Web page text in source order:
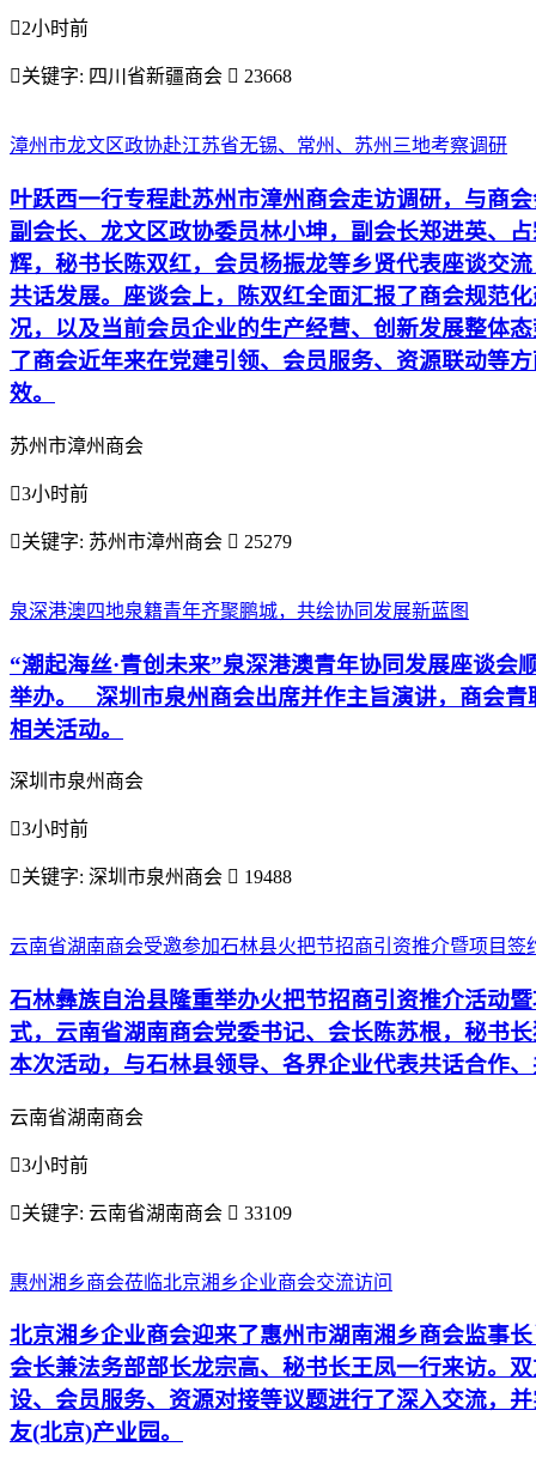
2小时前
关键字: 四川省新疆商会  23668
漳州市龙文区政协赴江苏省无锡、常州、苏州三地考察调研
叶跃西一行专程赴苏州市漳州商会走访调研，与商
副会长、龙文区政协委员林小坤，副会长郑进英、
辉，秘书长陈双红，会员杨振龙等乡贤代表座谈交
共话发展。座谈会上，陈双红全面汇报了商会规范
况，以及当前会员企业的生产经营、创新发展整体
了商会近年来在党建引领、会员服务、资源联动等
效。
苏州市漳州商会
3小时前
关键字: 苏州市漳州商会  25279
泉深港澳四地泉籍青年齐聚鹏城，共绘协同发展新蓝图
“潮起海丝·青创未来”泉深港澳青年协同发展座谈会
举办。 深圳市泉州商会出席并作主旨演讲，商会青
相关活动。
深圳市泉州商会
3小时前
关键字: 深圳市泉州商会  19488
云南省湖南商会受邀参加石林县火把节招商引资推介暨项目签
石林彝族自治县隆重举办火把节招商引资推介活动
式，云南省湖南商会党委书记、会长陈苏根，秘书
本次活动，与石林县领导、各界企业代表共话合作
云南省湖南商会
3小时前
关键字: 云南省湖南商会  33109
惠州湘乡商会莅临北京湘乡企业商会交流访问
北京湘乡企业商会迎来了惠州市湖南湘乡商会监事
会长兼法务部部长龙宗高、秘书长王凤一行来访。
设、会员服务、资源对接等议题进行了深入交流，
友(北京)产业园。